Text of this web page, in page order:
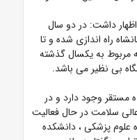
داشت: در دو سال
راه اندازی شده و تا
شده که مربوط به یکسال گذشته
بی نظیر می باشد.
کرمانشاه ۸ دانشکده مستقر وجود دارد و در
سلامت در حال فعالیت
علوم پزشکی ، دانشکده